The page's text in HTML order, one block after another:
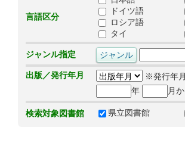
言語区分
ドイツ語
ロシア語
タイ
ジャンル指定
出版／発行年月
※発行年
年
月
検索対象図書館 県立図書館